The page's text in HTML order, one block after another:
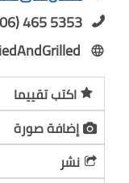
465 5353
اكتب تقييما
إضافة صورة
نشر